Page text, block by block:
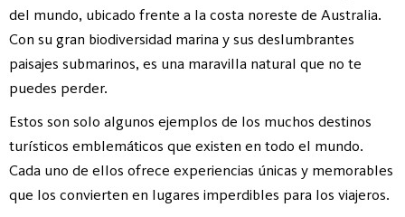
del mundo, ubicado frente a la costa noreste de Australia.
Con su gran biodiversidad marina y sus deslumbrantes
paisajes submarinos, es una maravilla natural que no te
puedes perder.
Estos son solo algunos ejemplos de los muchos destinos
turísticos emblemáticos que existen en todo el mundo.
Cada uno de ellos ofrece experiencias únicas y memorables
que los convierten en lugares imperdibles para los viajeros.